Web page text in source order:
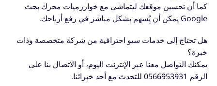
كما أن تحسين موقعك ليتماشى مع خوارزميات محرك بحث
Google يمكن أن يُسهم بشكل مباشر في رفع أرباحك.
هل تحتاج إلى خدمات سيو احترافية من شركة متخصصة وذات
خبرة؟
يمكنك التواصل معنا عبر الإنترنت اليوم، أو الاتصال بنا على
الرقم 0566953931 للتحدث مع أحد خبرائنا.